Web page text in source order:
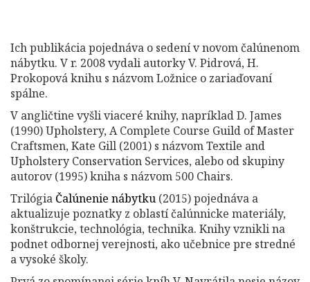
Ich publikácia pojednáva o sedení v novom čalúnenom
nábytku. V r. 2008 vydali autorky V. Pidrová, H.
Prokopová knihu s názvom Ložnice o zariaďovaní
spálne.
V angličtine vyšli viaceré knihy, napríklad D. James
(1990) Upholstery, A Complete Course Guild of Master
Craftsmen, Kate Gill (2001) s názvom Textile and
Upholstery Conservation Services, alebo od skupiny
autorov (1995) kniha s názvom 500 Chairs.
Trilógia Čalúnenie nábytku (2015) pojednáva a
aktualizuje poznatky z oblastí čalúnnicke materiály,
konštrukcie, technológia, technika. Knihy vznikli na
podnet odbornej verejnosti, ako učebnice pre stredné
a vysoké školy.